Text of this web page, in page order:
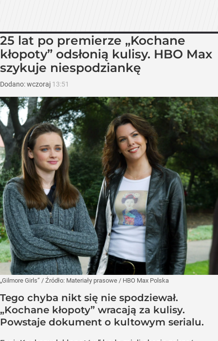
25 lat po premierze „Kochane
kłopoty” odsłonią kulisy. HBO Max
szykuje niespodziankę
Dodano:wczoraj 13:51
„Gilmore Girls” / Źródło: Materiały prasowe / HBO Max Polska
Tego chyba nikt się nie spodziewał.
„Kochane kłopoty” wracają za kulisy.
Powstaje dokument o kultowym serialu.